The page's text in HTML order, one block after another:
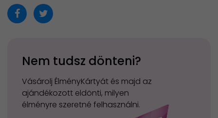
Nem tudsz dönteni?
Vásárolj ÉlményKártyát és majd az
ajándékozott eldönti, milyen
élményre szeretné felhasználni.